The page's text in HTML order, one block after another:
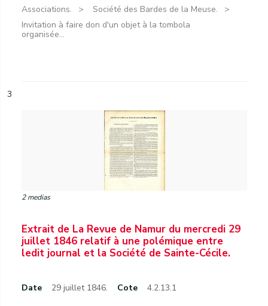
Associations.
Société des Bardes de la Meuse.
Invitation à faire don d'un objet à la tombola
organisée...
3
2 medias
Extrait de La Revue de Namur du mercredi 29
juillet 1846 relatif à une polémique entre
ledit journal et la Société de Sainte-Cécile.
Date 29 juillet 1846. Cote 4.2.13.1